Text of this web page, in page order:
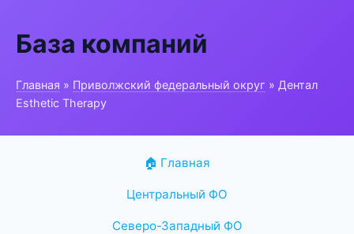
База компаний
Главная » Приволжский федеральный округ » Дентал
Esthetic Therapy
🏠 Главная
Центральный ФО
Северо-Западный ФО